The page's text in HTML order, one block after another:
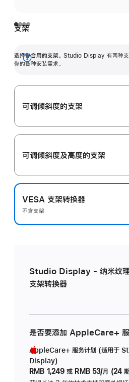
支架
选择你合用的支架。 Studio Display 有两种支
你的各种安装需求。
展
可调倾斜度的支架
可调倾斜度及高‍度的支‍架
VESA 支架转换器
不含支架
Studio Display - 纳米纹
支架转换器
是否要添加 AppleCare+ 服
AppleCare+ 服务计划 (适用于
Display)
RMB 1,249 或 RMB 53/月 (24